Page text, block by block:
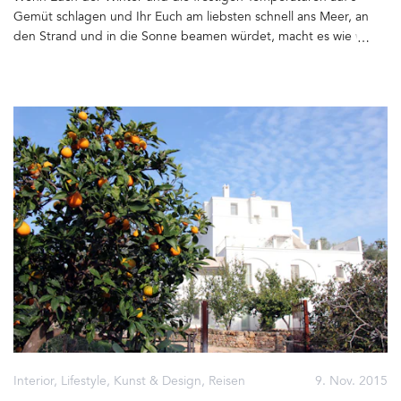
de Sa Riera, die im Wind wehenden weißen Vorhänge der
Sitznischen, die Wärme der Frühlingssonne und unsere kleine
auch frisch zubereiteten Eiern auf Euch. Sitzen könnt Ihr entweder
am großen Gemeinschaftstisch, auf den Sofas oder an den
Tischen mit den schicken Vintage-Stühlen vor dem Kaminfeuer.
Wir lieben Palma. Die Altstadt, die engen Gassen und großen
Alleen, die Plätze, Kirchen, Cafés und Tapas Bars. Ende Januar,
Anfang Februar gehört die Stadt noch den Einheimischen. Es
gibt kaum Touristen oder Reisebusse, das Mietauto kostet keine
10 Euro am Tag und das Klima ist perfekt zum in den Tag hinein
leben. Fährt man hinaus auf's Land, blühen dort schon die
Mandelbäume und die Bauern bestellen ihre Äcker. Wie schön.
HM Balanguera, Carrer de la Balanguera 37, 07011 Palma, Illes
Balears, Spanien, Tel: +34 971 45 61 5&hellip
Gemüt schlagen und Ihr Euch am liebsten schnell ans Meer, an
den Strand und in die Sonne beamen würdet, macht es wie wir
Vorhersage für das Wochenende – sommerlich warm, Sonne-
Wolken-Mix und weit und breit kein Niederschlag… Günstige
Flüge gesucht, gefunden, Hotel angefragt und am Freitag
Morgen um 9.35 Uhr bereits im Flieger. Verrückt? Nein. Ein
Traum. Schon beim Verlassen des Flugzeugs strahlt uns die
wärmende Sonne ins Gesicht. Nur mit Handgepäck fahren wir mit
dem Flughafenbus in die Stadt. Ich liebe Barcelona. Die schönen
Häuser, Alleen (ohne Laub) und Straßencafés flogen an uns
vorbei, das Stadtleben war im vollem Gang. Plaça Espanya, Gran
Via – Urgell, Palma Universitat und schließlich Plaça Catalunya. Der
große Springbrunnen auf dem Platz begrüßt uns mit seiner
beeindruckenden Fontäne. Der Wind sprüht Wassertropfen auf
unsere Gesichter. Wir laufen zu unserem Hotel in der Carrer de
Girona. 15 Minuten Fußweg, die wir genießen. Unglaublich. Wir
sind viel zu warm angezogen, holen unsere Sonnenbrillen aus den
9. Nov. 2015
Interior, Lifestyle, Kunst & Design, Reisen